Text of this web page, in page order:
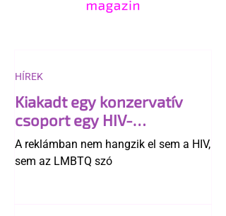
Kiakadt egy konzervatív
csoport egy HIV-
megelőzésről szóló
reklámon
A reklámban nem hangzik el sem a HIV,
sem az LMBTQ szó
HÍREK